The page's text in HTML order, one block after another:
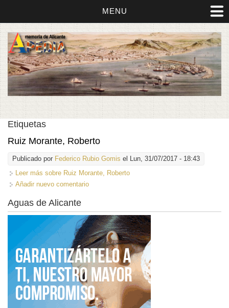
MENU
Etiquetas
Ruiz Morante, Roberto
Publicado por Federico Rubio Gomis el Lun, 31/07/2017 - 18:43
Leer más sobre Ruiz Morante, Roberto
Añadir nuevo comentario
Aguas de Alicante